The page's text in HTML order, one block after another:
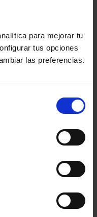
para mejorar tu
tus opciones
las preferencias.
de Barcelona
Barcelona,